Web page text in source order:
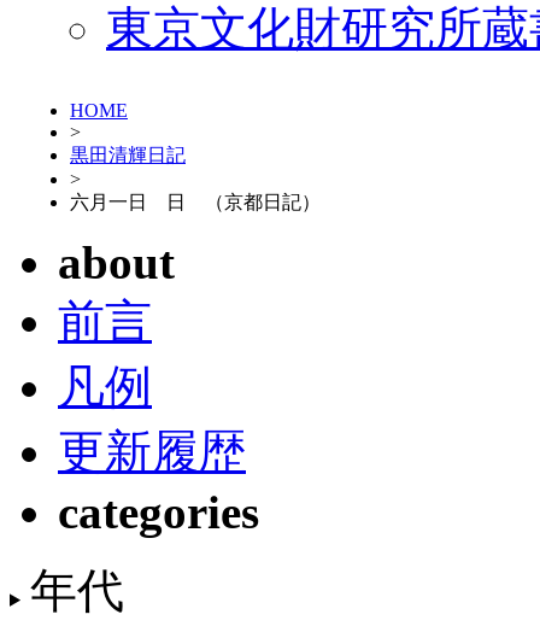
東京文化財研究所
HOME
>
黒田清輝日記
>
六月一日 日 （京都日記）
about
前言
凡例
更新履歴
categories
年代